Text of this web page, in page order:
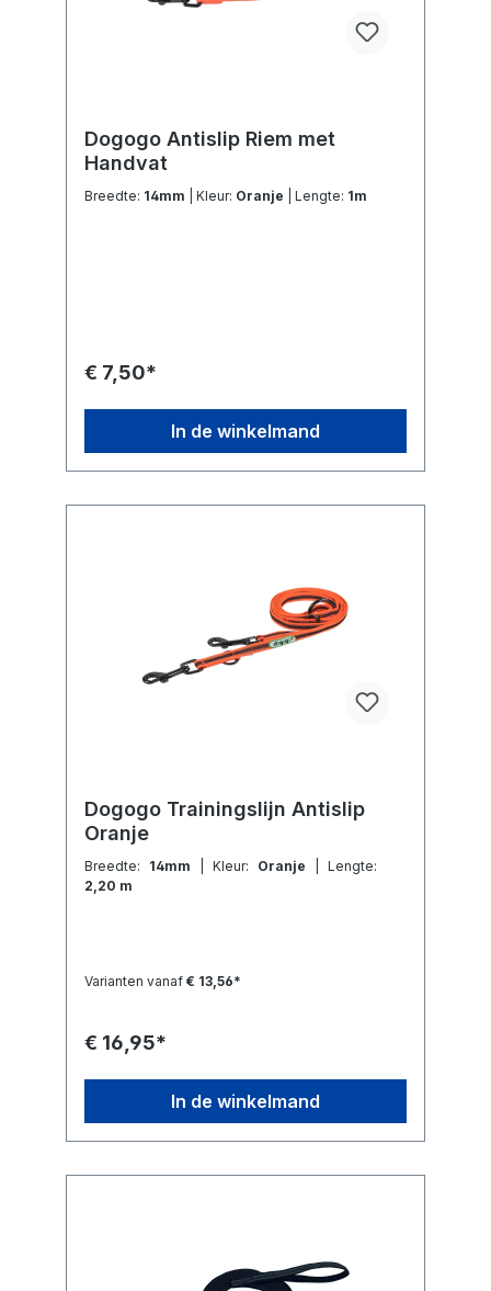
Dogogo Antislip Riem met
Handvat
Breedte: 14mm | Kleur: Oranje | Lengte: 1m
€ 7,50*
In de winkelmand
Dogogo Trainingslijn Antislip
Oranje
Breedte: 14mm | Kleur: Oranje
| Lengte:
2,20 m
Varianten vanaf € 13,56*
€ 16,95*
In de winkelmand